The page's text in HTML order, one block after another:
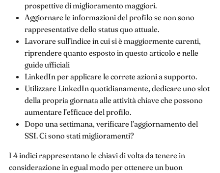
prospettive di miglioramento maggiori.
Aggiornare le informazioni del profilo se non sono
rappresentative dello status quo attuale.
Lavorare sull’indice in cui si è maggiormente carenti,
riprendere quanto esposto in questo articolo e nelle
guide ufficiali
LinkedIn per applicare le correte azioni a supporto.
Utilizzare LinkedIn quotidianamente, dedicare uno slot
della propria giornata alle attività chiave che possono
aumentare l’efficace del profilo.
Dopo una settimana, verificare l’aggiornamento del
SSI. Ci sono stati miglioramenti?
I 4 indici rappresentano le chiavi di volta da tenere in
considerazione in egual modo per ottenere un buon